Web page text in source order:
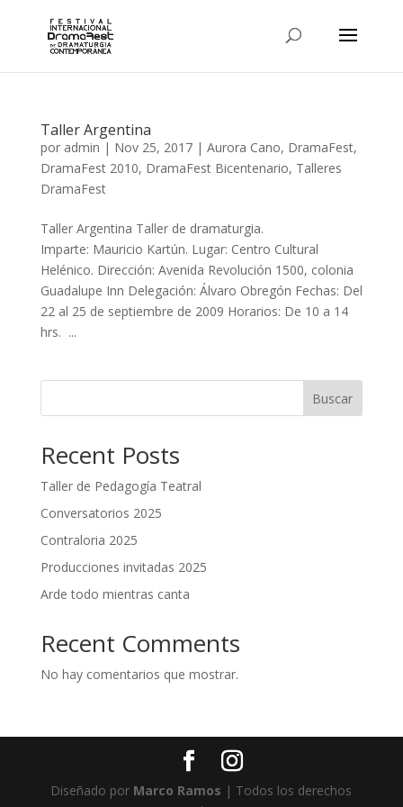
Taller Argentina
por admin | Nov 25, 2017| Aurora Cano, DramaFest,
DramaFest 2010, DramaFest Bicentenario, Talleres
DramaFest
Taller Argentina Taller de dramaturgia.
Imparte: Mauricio Kartún. Lugar: Centro Cultural
Helénico. Dirección: Avenida Revolución 1500, colonia
Guadalupe Inn Delegación: Álvaro Obregón Fechas: Del
22 al 25 de septiembre de 2009 Horarios: De 10 a 14
hrs. ...
Buscar
Recent Posts
Taller de Pedagogía Teatral
Conversatorios 2025
Contraloria 2025
Producciones invitadas 2025
Arde todo mientras canta
Recent Comments
No hay comentarios que mostrar.
Diseñado por Marco Ramos | Todos los derechos